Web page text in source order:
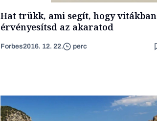
Hat trükk, ami segít, hogy vitákban
érvényesítsd az akaratod
Forbes2016. 12. 22. perc